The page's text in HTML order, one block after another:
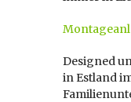
Designed
in Estland